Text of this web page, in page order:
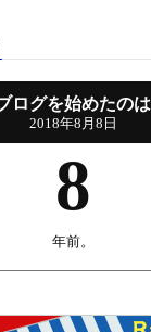
ログを始めたのは
2018年8月8日
8
年前。